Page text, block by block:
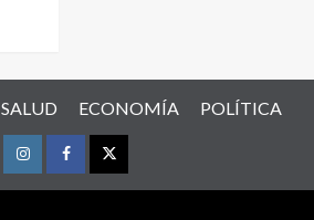
SALUD ECONOMÍA POLÍTICA
InstagramFacebookTwitter